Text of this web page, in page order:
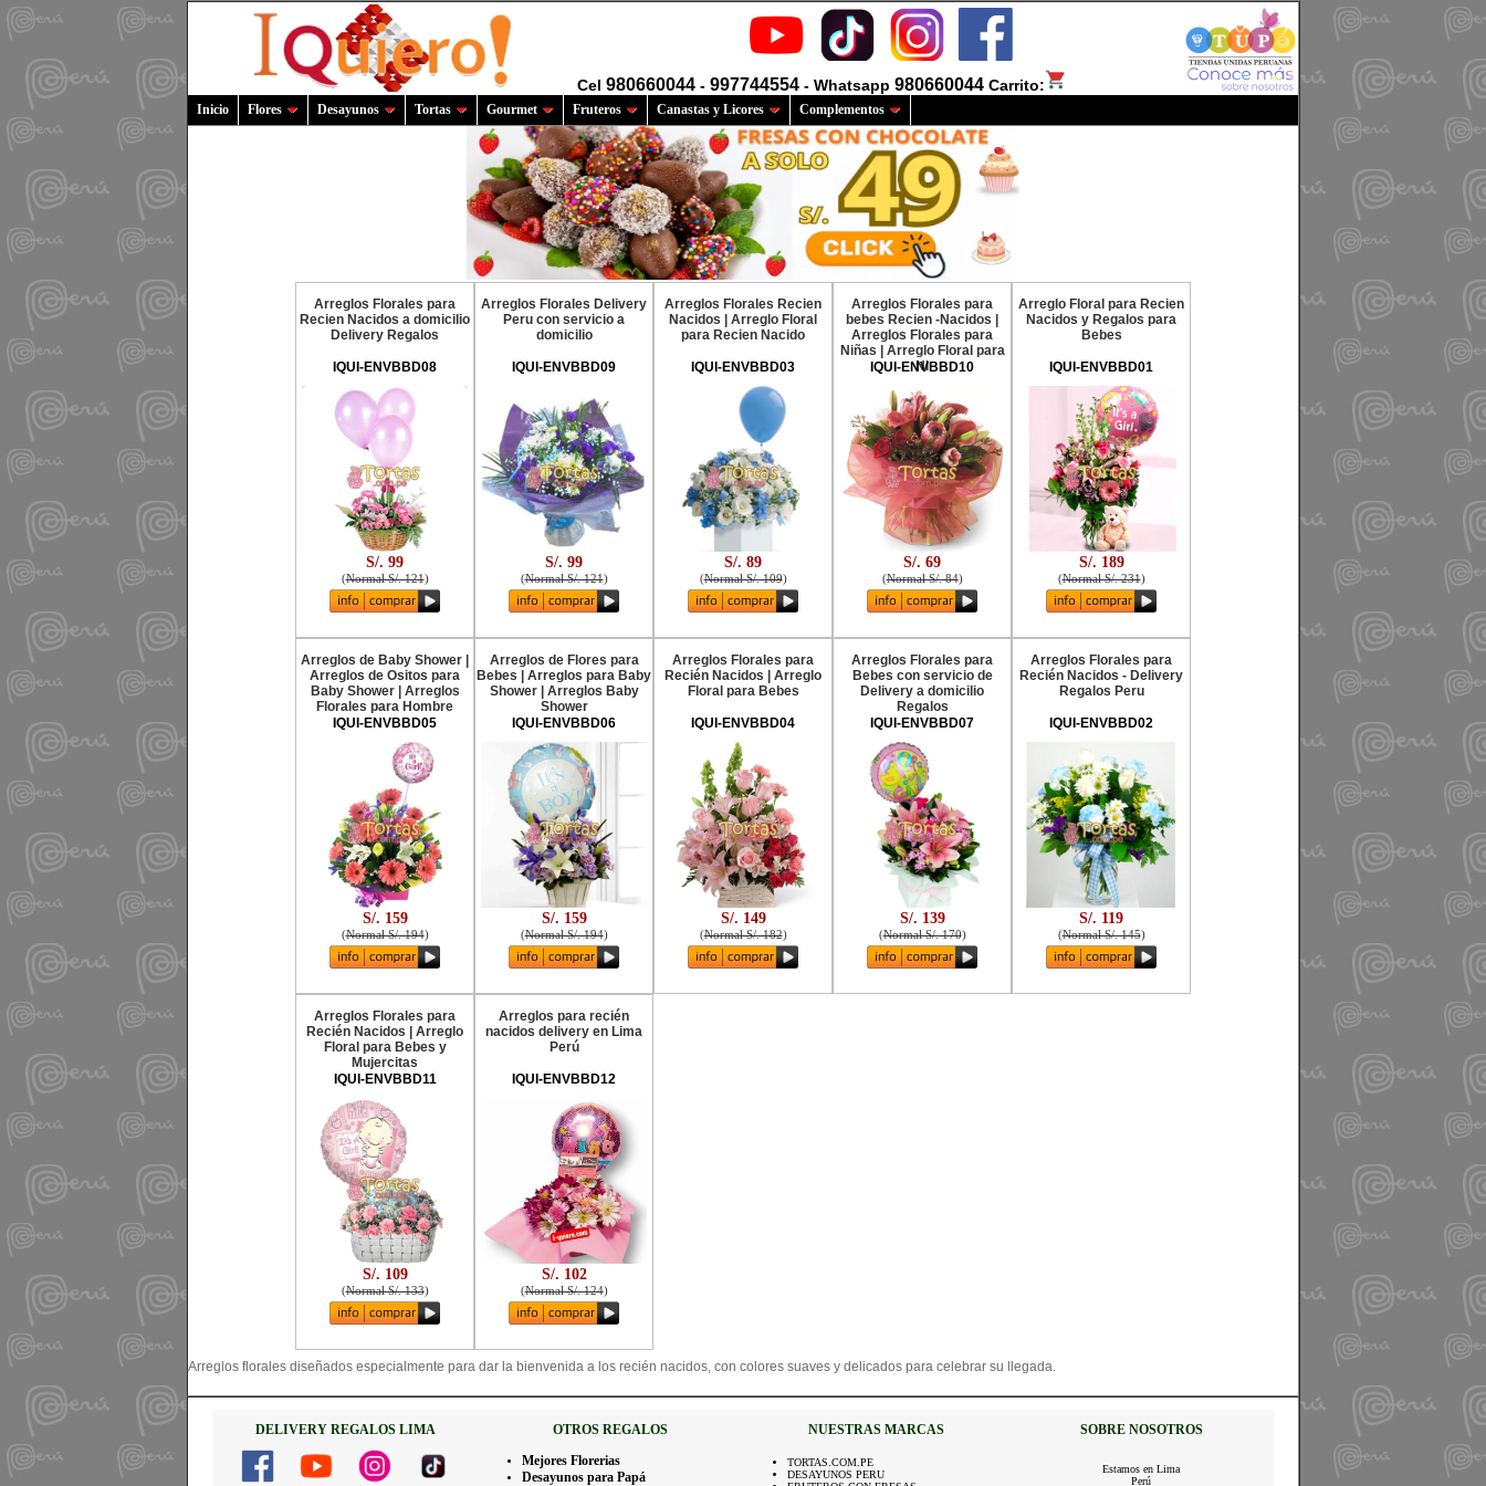
Cel 980660044 - 997744554 - Whatsapp 980660044 Carrito:
Inicio Flores Desayunos Tortas Gourmet Fruteros Canastas y Licores Complementos
Arreglos Florales para
Recien Nacidos a domicilio
Delivery Regalos
IQUI-ENVBBD08
S/. 99
(Normal S/. 121)
Arreglos Florales Delivery
Peru con servicio a
domicilio
IQUI-ENVBBD09
S/. 99
(Normal S/. 121)
Arreglos Florales Recien
Nacidos | Arreglo Floral
para Recien Nacido
IQUI-ENVBBD03
S/. 89
(Normal S/. 109)
Arreglos Florales para
bebes Recien -Nacidos |
Arreglos Florales para
Niñas | Arreglo Floral para
Ni
IQUI-ENVBBD10
S/. 69
(Normal S/. 84)
Arreglo Floral para Recien
Nacidos y Regalos para
Bebes
IQUI-ENVBBD01
S/. 189
(Normal S/. 231)
Arreglos de Baby Shower |
Arreglos de Ositos para
Baby Shower | Arreglos
Florales para Hombre
IQUI-ENVBBD05
S/. 159
(Normal S/. 194)
Arreglos de Flores para
Bebes | Arreglos para Baby
Shower | Arreglos Baby
Shower
IQUI-ENVBBD06
S/. 159
(Normal S/. 194)
Arreglos Florales para
Recién Nacidos | Arreglo
Floral para Bebes
IQUI-ENVBBD04
S/. 149
(Normal S/. 182)
Arreglos Florales para
Bebes con servicio de
Delivery a domicilio
Regalos
IQUI-ENVBBD07
S/. 139
(Normal S/. 170)
Arreglos Florales para
Recién Nacidos - Delivery
Regalos Peru
IQUI-ENVBBD02
S/. 119
(Normal S/. 145)
Arreglos Florales para
Recién Nacidos | Arreglo
Floral para Bebes y
Mujercitas
IQUI-ENVBBD11
S/. 109
(Normal S/. 133)
Arreglos para recién
nacidos delivery en Lima
Perú
IQUI-ENVBBD12
S/. 102
(Normal S/. 124)
Arreglos florales diseñados especialmente para dar la bienvenida a los recién nacidos, con colores suaves y delicados para celebrar su llegada.
DELIVERY REGALOS LIMA OTROS REGALOS NUESTRAS MARCAS
SOBRE NOSOTROS
Mejores Florerias
Desayunos para Papá
TORTAS.COM.PE
DESAYUNOS PERU
Estamos en Lima
Perú